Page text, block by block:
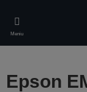
main
content
Meniu
Epson